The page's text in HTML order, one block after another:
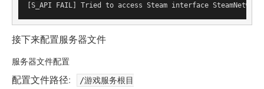
接下来配置服务器文件
服务器文件配置
配置文件路径:
/游戏服务根目